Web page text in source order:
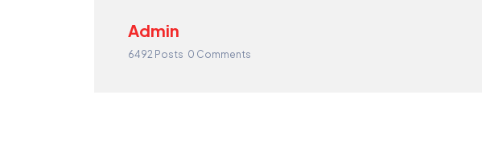
Admin
6492 Posts 0 Comments